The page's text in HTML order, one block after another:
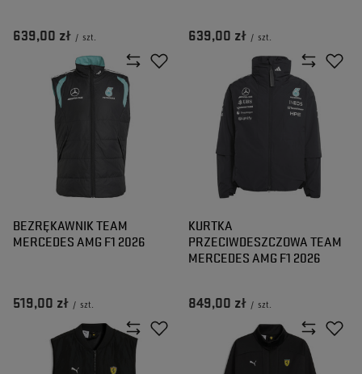
639,00 zł / szt. 639,00 zł / szt.
BEZRĘKAWNIK TEAM
MERCEDES AMG F1 2026
519,00 zł / szt.
KURTKA
PRZECIWDESZCZOWA TEAM
MERCEDES AMG F1 2026
849,00 zł / szt.